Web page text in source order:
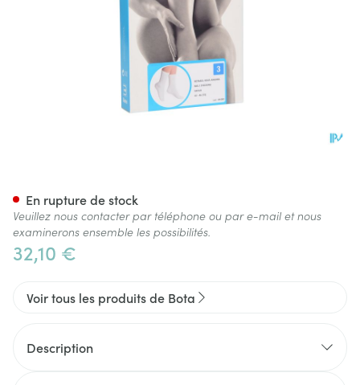
32,10 €
En rupture de stock
Veuillez nous contacter par téléphone ou par e-mail et nous
examinerons ensemble les possibilités.
Voir tous les produits de Bota
Description